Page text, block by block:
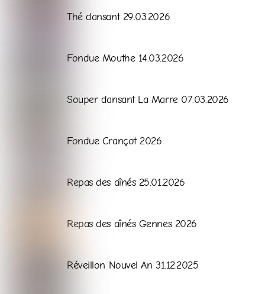
Galerie
Thé dansant 29.03.2026
Galerie
Fondue Mouthe 14.03.2026
Souper dansant La Marre 07.03.2026
Galerie
Fondue Crançot 2026
Galerie
Repas des aînés 25.01.2026
Galerie
Repas des aînés Gennes 2026
Galerie
Réveillon Nouvel An 31.12.2025